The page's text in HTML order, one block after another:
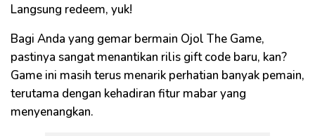
Langsung redeem, yuk!
Bagi Anda yang gemar bermain Ojol The Game,
pastinya sangat menantikan rilis gift code baru, kan?
Game ini masih terus menarik perhatian banyak pemain,
terutama dengan kehadiran fitur mabar yang
menyenangkan.